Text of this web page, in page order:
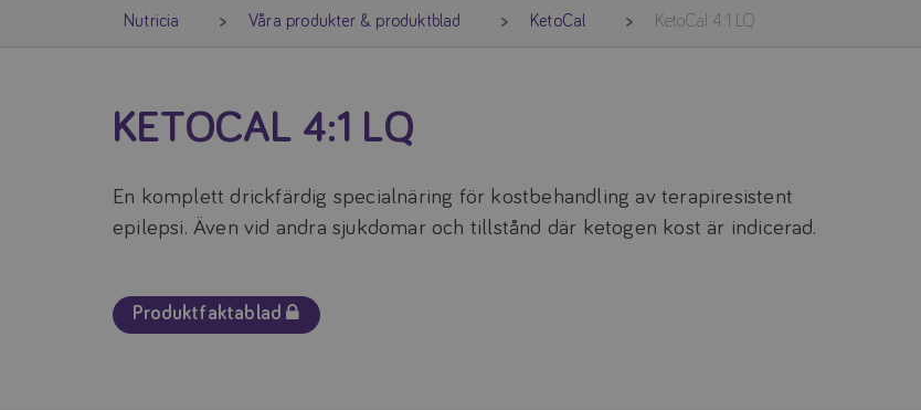
Nutricia Våra produkter & produktblad KetoCal KetoCal 4:1 LQ
KETOCAL 4:1 LQ
En komplett drickfärdig specialnäring för kostbehandling av terapiresistent
epilepsi. Även vid andra sjukdomar och tillstånd där ketogen kost är indicerad.
Produktfaktablad